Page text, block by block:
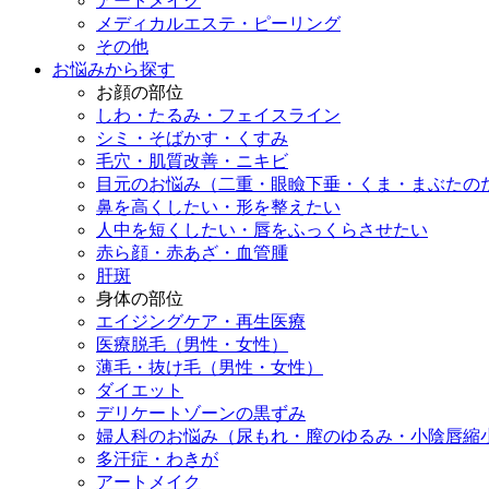
メディカルエステ・ピーリング
その他
お悩みから探す
お顔の部位
しわ・たるみ・フェイスライン
シミ・そばかす・くすみ
毛穴・肌質改善・ニキビ
目元のお悩み（二重・眼瞼下垂・くま・まぶたの
鼻を高くしたい・形を整えたい
人中を短くしたい・唇をふっくらさせたい
赤ら顔・赤あざ・血管腫
肝斑
身体の部位
エイジングケア・再生医療
医療脱毛（男性・女性）
薄毛・抜け毛（男性・女性）
ダイエット
デリケートゾーンの黒ずみ
婦人科のお悩み（尿もれ・膣のゆるみ・小陰唇縮
多汗症・わきが
アートメイク